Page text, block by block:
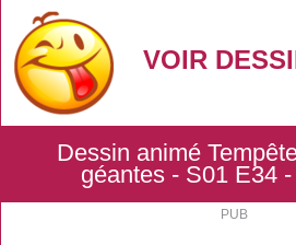
VOIR
Dessin animé
géantes - S01 E34